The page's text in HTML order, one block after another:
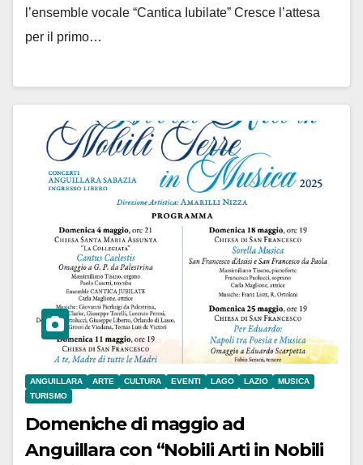
l’ensemble vocale “Cantica Iubilate” Cresce l’attesa
per il primo…
ANGUILLARA ARTE CULTURA EVENTI LAGO LAZIO
MUSICA
TURISMO
Domeniche di maggio ad
Anguillara con “Nobili Arti in Nobili